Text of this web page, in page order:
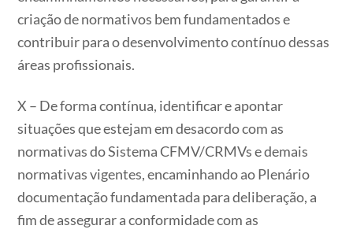
criação de normativos bem fundamentados e
contribuir para o desenvolvimento contínuo dessas
áreas profissionais.
X – De forma contínua, identificar e apontar
situações que estejam em desacordo com as
normativas do Sistema CFMV/CRMVs e demais
normativas vigentes, encaminhando ao Plenário
documentação fundamentada para deliberação, a
fim de assegurar a conformidade com as